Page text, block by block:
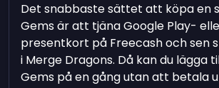
Det snabbaste sättet att köpa en
Gems är att tjäna Google Play-
presentkort på Freecash och sen
i Merge Dragons. Då kan du lägga
Gems på en gång utan att betala